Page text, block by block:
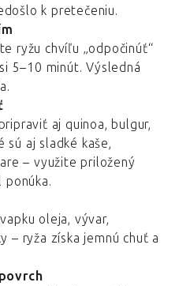
k pretečeniu.
ryžu chvíľu „odpočinúť“
5–10 minút. Výsledná
aj quinoa, bulgur,
sú aj sladké kaše,
– využite priložený
ponúka.
oleja, vývar,
– ryža získa jemnú chuť a